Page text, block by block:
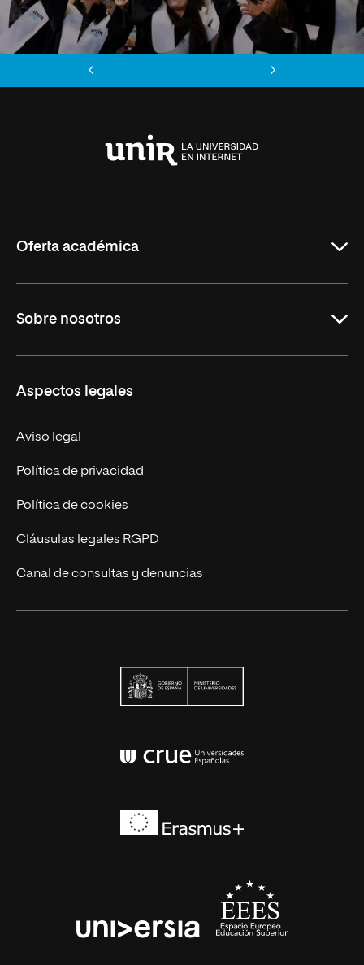
Oferta académica
Formación Continua
Sobre nosotros
Trabaja en UNIR
Actualidad
Contáctanos
Aspectos legales
Aviso legal
Política de privacidad
Política de cookies
Cláusulas legales RGPD
Canal de consultas y denuncias